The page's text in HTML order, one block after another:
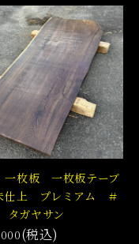
枚板 一枚板テーブ
上 プレミアム ＃
ガヤサン
(税込)